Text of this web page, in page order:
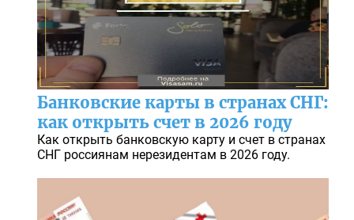
Банковские карты в странах СНГ:
как открыть счет в 2026 году
Как открыть банковскую карту и счет в странах
СНГ россиянам нерезидентам в 2026 году.